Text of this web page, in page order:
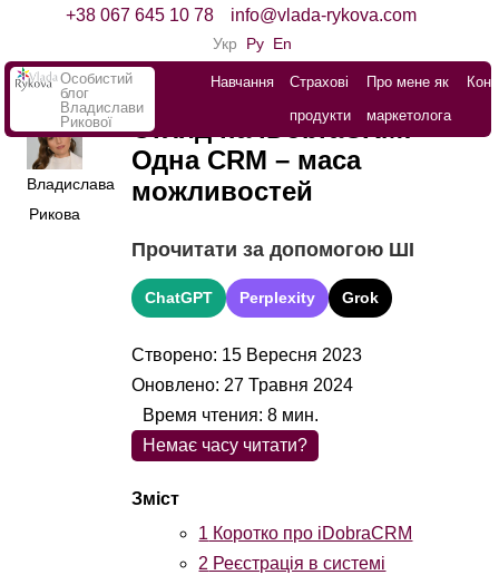
+38 067 645 10 78 info@vlada-rykova.com
Укр Ру En
Особистий
блог
Владислави
Рикової
Навчання
Страхові
продукти
Про мене як
маркетолога
Владислава
Рикова
Огляд на iDobraCRM:
Одна CRM – маса
можливостей
Прочитати за допомогою ШІ
ChatGPT Perplexity Grok
Створено: 15 Вересня 2023
Оновлено: 27 Травня 2024
Немає часу читати?
1 Коротко про iDobraCRM
2 Реєстрація в системі
Время чтения:8 мин.